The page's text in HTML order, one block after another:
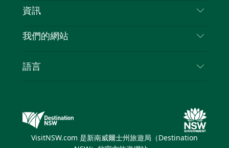
隱私
Cookie 通知
目的地
新南威爾士州公路旅行
活動
資訊
旅行資訊
新南威爾士州的商業
我們的網站
新南威爾士州旅遊局（Destination NSW）媒體中
語言
VisitNSW.com 是新南威爾士州旅遊局（Destination